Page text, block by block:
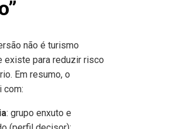
não é turismo
existe para reduzir risco
Em resumo, o
com:
: grupo enxuto e